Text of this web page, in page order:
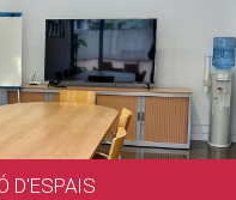
D'ESPAIS